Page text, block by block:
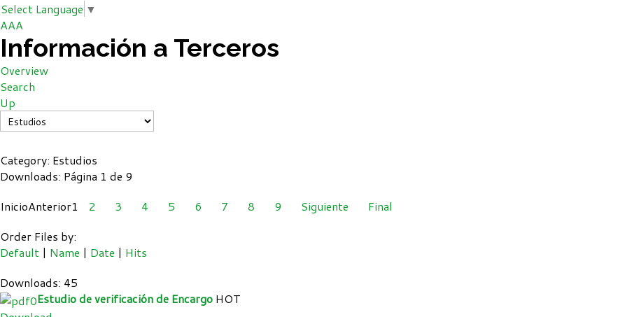
Select Language ▼
AAA
Información a Terceros
Overview
Search
Up
Category: Estudios
Downloads: Página 1 de 9
InicioAnterior1 2 3 4 5 6 7 8 9 Siguiente
Final
Order Files by:
Default | Name | Date | Hits
Downloads: 45
Estudio de verificación de Encargo HOT